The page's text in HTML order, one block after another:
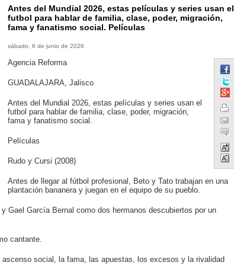
Antes del Mundial 2026, estas películas y series usan el
futbol para hablar de familia, clase, poder, migración,
fama y fanatismo social. Películas
sábado, 6 de junio de 2026
Agencia Reforma
GUADALAJARA, Jalisco
Antes del Mundial 2026, estas películas y series usan el
futbol para hablar de familia, clase, poder, migración,
fama y fanatismo social.
Películas
Rudo y Cursi (2008)
Antes de llegar al fútbol profesional, Beto y Tato trabajan en una
plantación bananera y juegan en el equipo de su pueblo.
Gael García Bernal como dos hermanos descubiertos por un
cantante.
social, la fama, las apuestas, los excesos y la rivalidad